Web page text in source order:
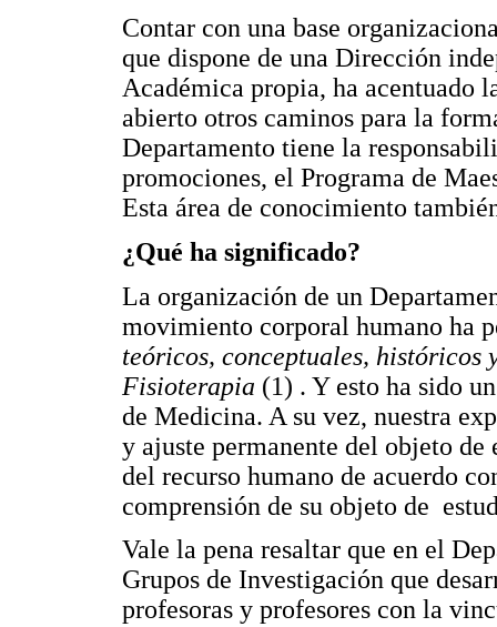
Contar con una base
que dispone de una Dirección
Académica propia, ha acentuado
abierto otros caminos para la
Departamento tiene la
promociones, el Programa de
Esta área de conocimiento
¿Qué ha significado?
La organización de un
movimiento corporal humano ha
teóricos, conceptuales, históricos
Fisioterapia (1) . Y esto ha sido
de Medicina. A su vez, nuestra
y ajuste permanente del objeto
del recurso humano de acuerdo
comprensión de su objeto de
Vale la pena resaltar que en el
Grupos de Investigación que
profesoras y profesores con la